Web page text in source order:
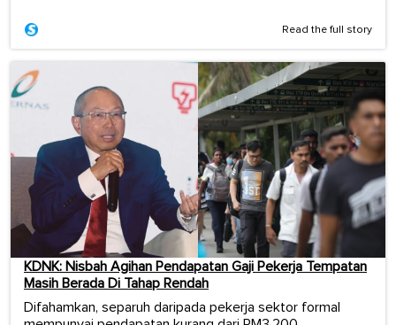
Read the full story
KDNK: Nisbah Agihan Pendapatan Gaji Pekerja Tempatan
Masih Berada Di Tahap Rendah
Difahamkan, separuh daripada pekerja sektor formal